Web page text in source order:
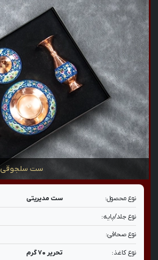
ست سلجوقی
نوع محصول: ست مدیریتی
نوع جلد/پایه:
نوع صحافی:
نوع کاغذ: تحریر ۷۰ گرم